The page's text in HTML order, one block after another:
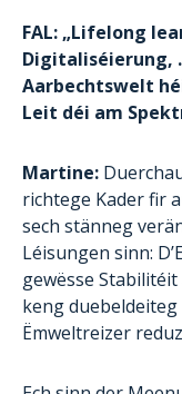
FAL: „Lifelong
Digitaliséierung,
Aarbechtswelt
Leit déi am
Martine:
richtege Kader fir
sech stänneg
Léisungen sinn:
gewësse
keng
Ëmweltreizer